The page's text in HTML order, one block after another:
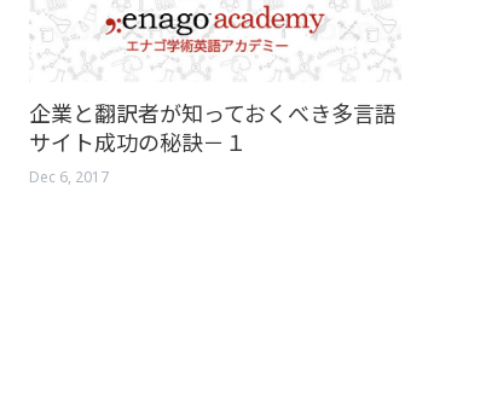
企業と翻訳者が知っておくべき多言語
サイト成功の秘訣－１
Dec 6, 2017